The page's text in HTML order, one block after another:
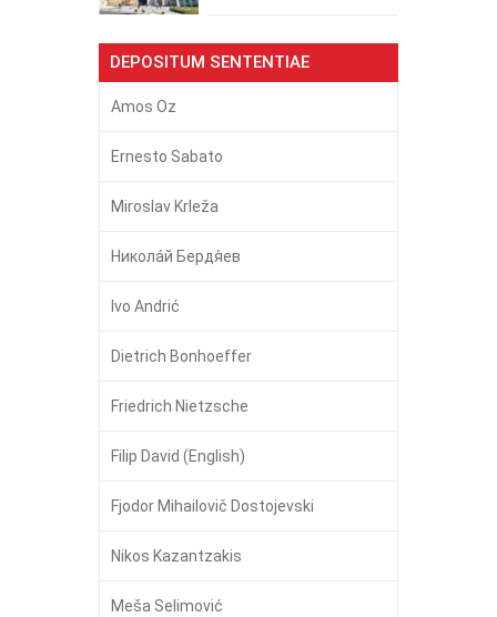
DEPOSITUM SENTENTIAE
Amos Oz
Ernesto Sabato
Miroslav Krleža
Никола́й Бердя́ев
Ivo Andrić
Dietrich Bonhoeffer
Friedrich Nietzsche
Filip David (English)
Fjodor Mihailovič Dostojevski
Nikos Kazantzakis
Meša Selimović